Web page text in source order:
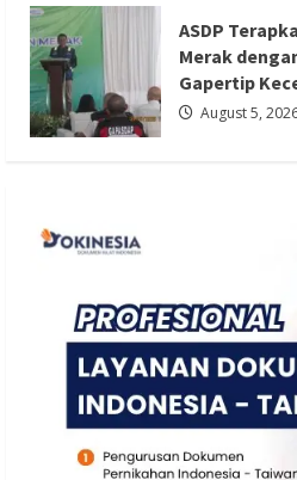
Gapertip Kecewa Tak
Redaksi 01 August 5, 2026
ASDP
Merak
Gapertip
August 5,